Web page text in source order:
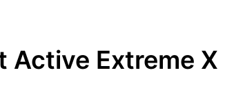
Active Extreme